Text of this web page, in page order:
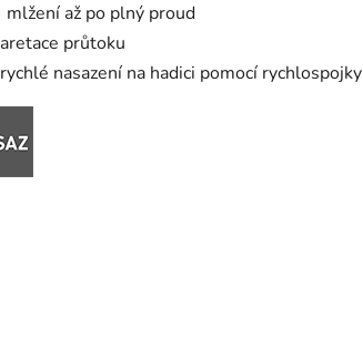
mlžení až po plný proud
aretace průtoku
rychlé nasazení na hadici pomocí rychlospojky